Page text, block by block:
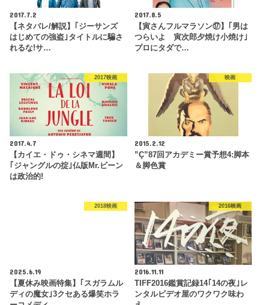
2017.7.2
【ネタバレ/解説】｢ジーサンズ
はじめての強盗｣タイトルに騙さ
れるな!サ…
2017.8.5
【寅さんフルマラソン⑰】｢男は
つらいよ 寅次郎夕焼け小焼け｣
プロにタダで…
2017映画
2017.4.7
【カイエ・ドゥ・シネマ週間】
｢ジャングルの掟｣仏版Mr.ビーン
は政治的!
映画
2015.2.12
”Ç”87回アカデミー賞予想4:脚本
＆脚色賞
2018映画
2025.6.19
【夏休み映画特集】｢スガラムル
ディの魔女｣3クセある爆笑ホラ
2016映画
2016.11.11
TIFF2016鑑賞記録14｢14の夜｣レ
ンタルビデオ屋のワクワク味わ